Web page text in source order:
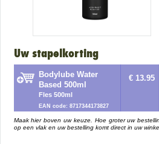
Uw stapelkorting
Bodylube Water
Based 500ml
Fles 500ml
EAN code: 8717344173827
€ 13.95
Maak hier boven uw keuze. Hoe groter uw
op een vlak en uw bestelling komt direct in uw